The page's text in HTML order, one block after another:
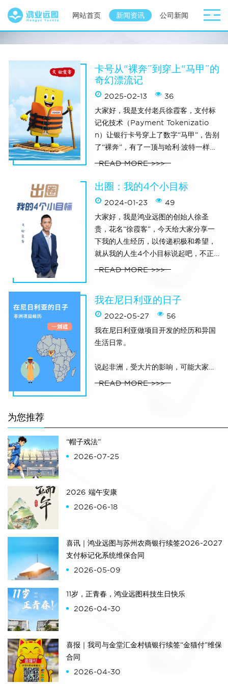
网站首页 新闻资讯 公司新闻 行业资
卡号从“裸奔”到穿上“马甲”的
奇幻漂流记
2025-02-13
36
大家好，我是支付老兵徐霞客，支付标
记化技术（Payment Tokenizatio
n）让银行卡号穿上了数字“马甲”，告别
了“裸奔”，有了一顶与哈利·波特一样
的“隐形斗篷”。曾亲眼看见黑客哭晕在
棚，所以洋洋得意的开始了遍布全球的
奇幻漂流，今天咱们来聊聊～～ 一、中
袭1、央妈的“春风”2016年，央妈《关
于进一步加强银行卡风险管理的
READ MORE
出圈：我的4个小目标
2024-01-23
49
大家好，我是鸿业远图的创始人徐圣
贵，花名“徐霞客”，今天给大家分享一
下我的人生经历，以传递积极和希望，
就从我的人生4个小目标说起吧，不正
之处请大家指教。1、人生第一个目标：
婆娘都结不到”。所以，“跳出农村”，成
了我人生的第一个目标（其实现在很想
回农村，山青水秀啥都好）。为了达到
这个目标，在干农活和玩儿之后，我的
READ MORE
我在尼日利亚的日子
2022-05-27
56
我在尼日利亚做项目开发的经历和异国
生活日常。
说起非洲，受大片的影响，可能大家的
印象是：古老而神秘，危机四伏，遍地
2017年11月7日，这是一个值得自己铭
记的日子，生平从未出过国的自己，将
带着学了几年的哑巴英语独自前往尼日
支付项目的驻场开发。
直到项目驻地！
转机到拉各斯(尼国的旧都和最大港
累的我终于踏上了尼国的土地，下飞机
的那一刻心情很是激动，但是下一刻就
READ MORE
为您推荐
“帽子戏法”
2026-07-25
2026 端午安康
2026-06-18
喜讯｜鸿业远图与苏州农商银行续签2026-2027
支付标记化系统维保合同
2026-05-09
11岁，正青春，鸿业远图科技生日快乐
2026-04-30
喜报｜我司与金堂汇金村镇银行续签“金猫付”维保
合同
2026-04-30